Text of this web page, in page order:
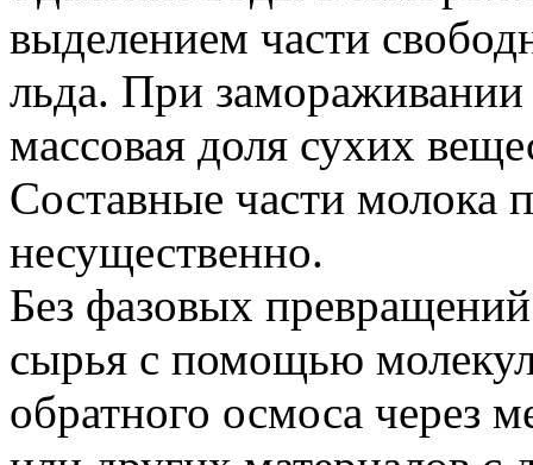
выделением части
льда. При
массовая доля сухих
Составные части молока
несущественно.
Без фазовых
сырья с помощью
обратного осмоса через